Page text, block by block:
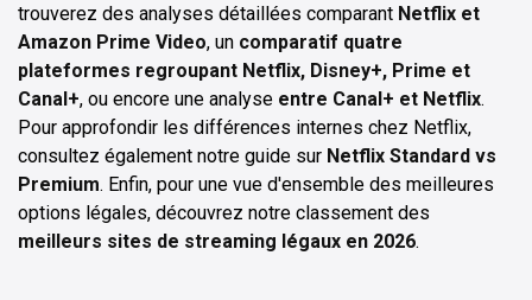
trouverez des analyses détaillées comparant Netflix et
Amazon Prime Video, un comparatif quatre
plateformes regroupant Netflix, Disney+, Prime et
Canal+, ou encore une analyse entre Canal+ et Netflix.
Pour approfondir les différences internes chez Netflix,
consultez également notre guide sur Netflix Standard vs
Premium. Enfin, pour une vue d'ensemble des meilleures
options légales, découvrez notre classement des
meilleurs sites de streaming légaux en 2026.